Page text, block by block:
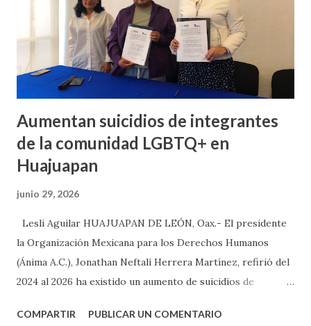
Ayuntamientos”. Refirió que las faltas que más se cometen
son detenciones ilegales, cateos arbitrarios contra mujeres
y hombres, por lo que se realizan las investigaciones po...
Aumentan suicidios de integrantes
de la comunidad LGBTQ+ en
Huajuapan
junio 29, 2026
Lesli Aguilar HUAJUAPAN DE LEÓN, Oax.- El presidente
la Organización Mexicana para los Derechos Humanos
(Ánima A.C.), Jonathan Neftalí Herrera Martínez, refirió del
2024 al 2026 ha existido un aumento de suicidios de
personas que han perdido la vida son menores de edad en
COMPARTIR
PUBLICAR UN COMENTARIO